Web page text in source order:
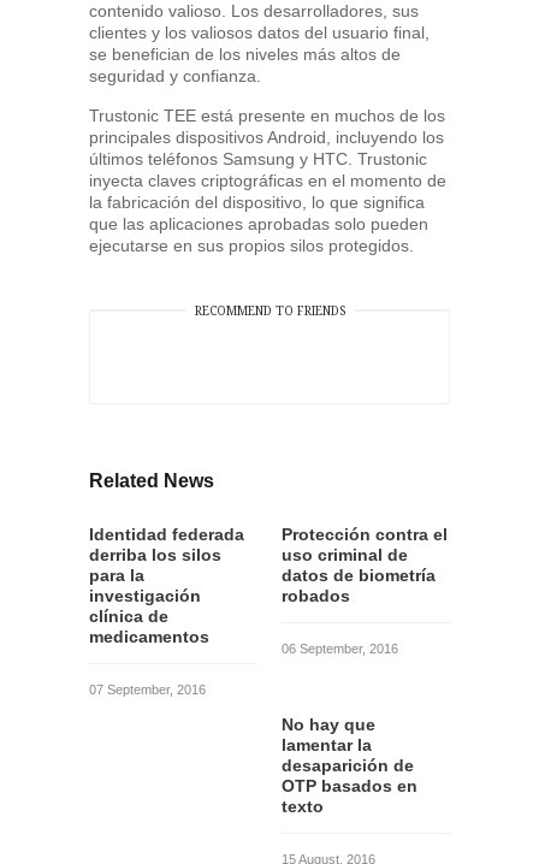
contenido valioso. Los desarrolladores, sus
clientes y los valiosos datos del usuario final,
se benefician de los niveles más altos de
seguridad y confianza.
Trustonic TEE está presente en muchos de los
principales dispositivos Android, incluyendo los
últimos teléfonos Samsung y HTC. Trustonic
inyecta claves criptográficas en el momento de
la fabricación del dispositivo, lo que significa
que las aplicaciones aprobadas solo pueden
ejecutarse en sus propios silos protegidos.
RECOMMEND TO FRIENDS
Related News
Identidad federada
derriba los silos
para la
investigación
clínica de
medicamentos
07 September, 2016
Protección contra el
uso criminal de
datos de biometría
robados
06 September, 2016
No hay que
lamentar la
desaparición de
OTP basados en
texto
15 August, 2016